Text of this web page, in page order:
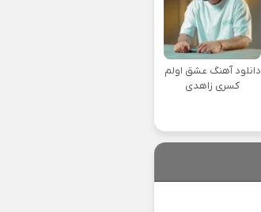
دانلود آهنگ عشق اولم
کسری زاهدی